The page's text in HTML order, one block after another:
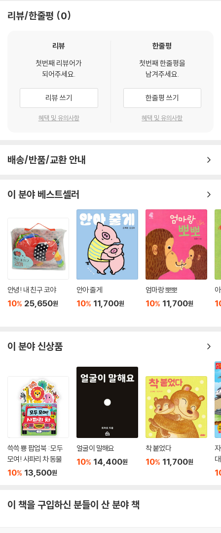
그림책을 보며 아이가 새로운 음식을 시도하고, 다양한 음식에 대한 호기
리뷰/한줄평 0
리뷰
첫번째 리뷰어가
되어주세요.
리뷰 쓰기
혜택 및 유의사항
한줄평
첫번째 한줄평을
남겨주세요.
한줄평 쓰기
혜택 및 유의사항
배송/반품/교환 안내
이 분야 베스트셀러
안녕! 내 친구 코야
10% 25,650원
안아 줄게
10% 11,700원
엄마랑 뽀뽀
10% 11,700원
이 분야 신상품
쓱쓱 뿅 팝업북 : 모두
모여! 사파리 차 동물
10% 13,500원
얼굴이 말해요
10% 14,400원
착 붙었다
10% 11,700원
이 책을 구입하신 분들이 산 분야 책